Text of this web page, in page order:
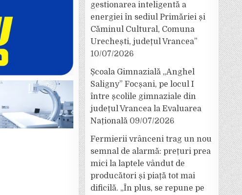
gestionarea inteligentă a
energiei în sediul Primăriei și
Căminul Cultural, Comuna
Urechești, județul Vrancea”
10/07/2026
Școala Gimnazială „Anghel
Saligny” Focșani, pe locul I
între școlile gimnaziale din
județul Vrancea la Evaluarea
Națională 09/07/2026
Fermierii vrânceni trag un nou
semnal de alarmă: prețuri prea
mici la laptele vândut de
producători și piață tot mai
dificilă. „În plus, se repune pe